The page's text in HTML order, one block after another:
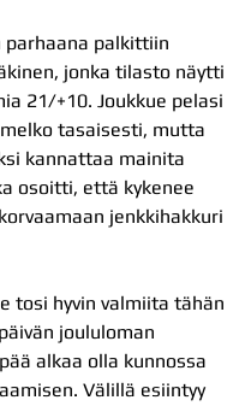
parhaana palkittiin
jonka tilasto näytti
21/+10. Joukkue pelasi
tasaisesti, mutta
kannattaa mainita
osoitti, että kykenee
jenkkihakkuri
tosi hyvin valmiita tähän
joululoman
alkaa olla kunnossa
Välillä esiintyy